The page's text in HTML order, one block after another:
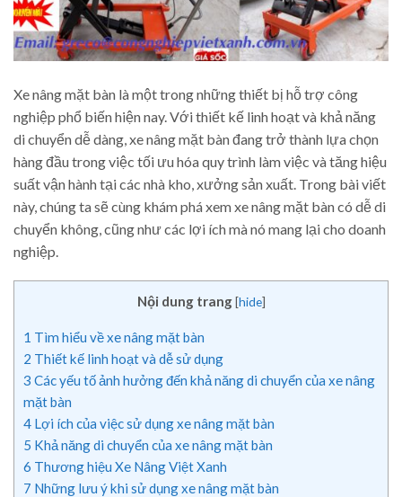
Xe nâng mặt bàn là một trong những thiết bị hỗ trợ công
nghiệp phổ biến hiện nay. Với thiết kế linh hoạt và khả năng
di chuyển dễ dàng, xe nâng mặt bàn đang trở thành lựa chọn
hàng đầu trong việc tối ưu hóa quy trình làm việc và tăng hiệu
suất vận hành tại các nhà kho, xưởng sản xuất. Trong bài viết
này, chúng ta sẽ cùng khám phá xem xe nâng mặt bàn có dễ di
chuyển không, cũng như các lợi ích mà nó mang lại cho doanh
nghiệp.
Nội dung trang [hide]
1 Tìm hiểu về xe nâng mặt bàn
2 Thiết kế linh hoạt và dễ sử dụng
3 Các yếu tố ảnh hưởng đến khả năng di chuyển của xe nâng
mặt bàn
4 Lợi ích của việc sử dụng xe nâng mặt bàn
5 Khả năng di chuyển của xe nâng mặt bàn
6 Thương hiệu Xe Nâng Việt Xanh
7 Những lưu ý khi sử dụng xe nâng mặt bàn